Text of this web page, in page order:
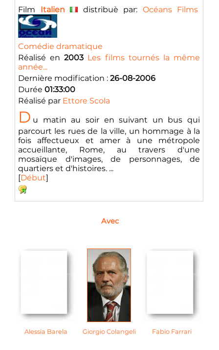
Film Italien distribuè par: Océans Films
Comédie dramatique
Réalisé en2003 Les films tournés la même
année...
Dernière modification : 26-08-2006
Durée 01:33:00
Réalisé par Ettore Scola
D u matin au soir en suivant un bus qui
parcourt les rues de la ville, un hommage à la
fois affectueux et amer à une métropole
accueillante, Rome, au travers d'une
mosaïque d'images, de personnages, de
quartiers et d'histoires. ...
[Début]
Avec
Alessia Barela Giorgio Colangeli Fabio Farrari